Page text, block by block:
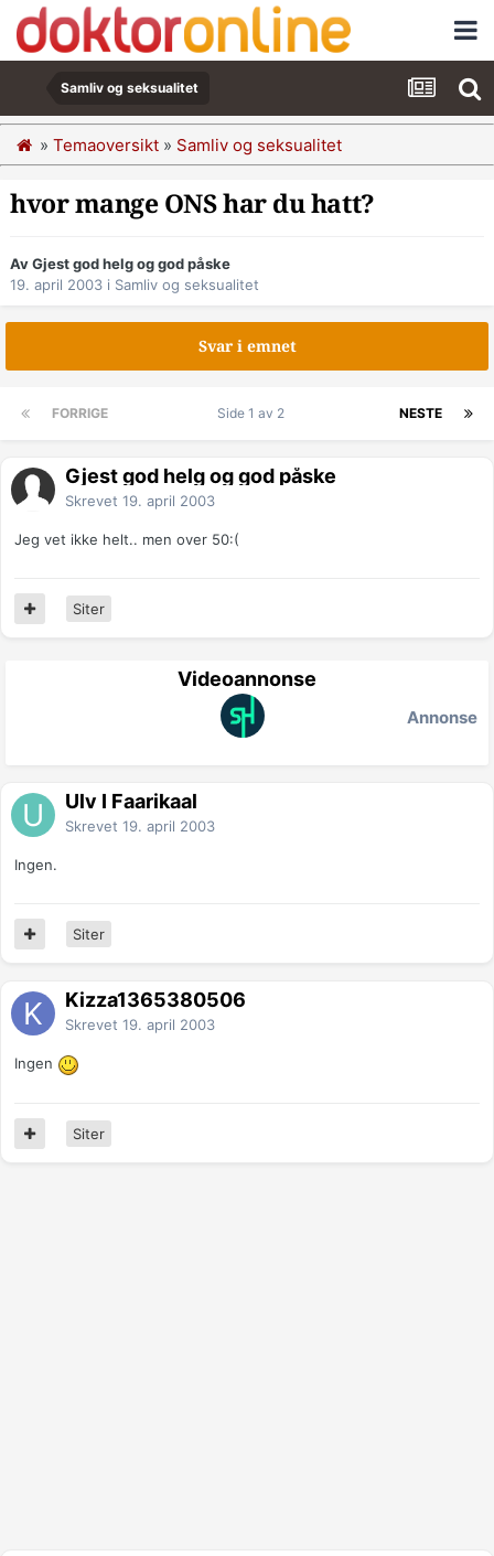
Samliv og seksualitet
» Temaoversikt » Samliv og seksualitet
hvor mange ONS har du hatt?
Av Gjest god helg og god påske
19. april 2003 i Samliv og seksualitet
Svar i emnet
FORRIGE NESTE
Side 1 av 2
Gjest god helg og god påske
Skrevet 19. april 2003
Jeg vet ikke helt.. men over 50:(
Siter
Videoannonse
Annonse
Ulv I Faarikaal
Skrevet 19. april 2003
Ingen.
Siter
Kizza1365380506
Skrevet 19. april 2003
Ingen
Siter